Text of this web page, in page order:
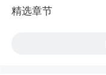
精选章节